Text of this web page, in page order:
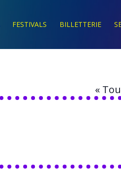
FESTIVALS BILLETTERIE
«